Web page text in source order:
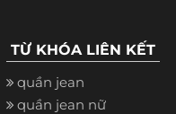
TỪ KHÓA LIÊN KẾT
quần jean
quần jean nữ